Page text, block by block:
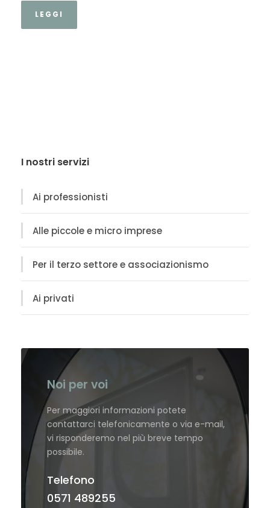
LEGGI
I nostri servizi
Ai professionisti
Alle piccole e micro imprese
Per il terzo settore e associazionismo
Ai privati
Noi per voi
Per maggiori informazioni potete
contattarci telefonicamente o via e-mail,
vi risponderemo nel più breve tempo
possibile.
Telefono
0571 489255